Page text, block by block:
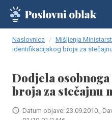
Naslovnica Mišljenja
identifikacijskog broja za
Dodjela
broja za stečajnu
Datum objave: 23.09.2010.,